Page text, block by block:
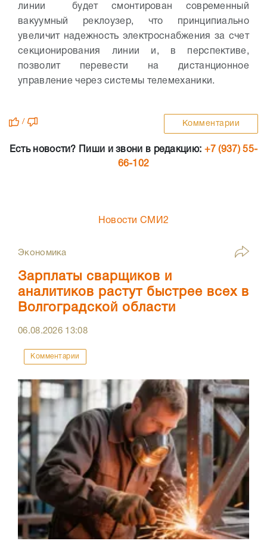
линии будет смонтирован современный
вакуумный реклоузер, что принципиально
увеличит надежность электроснабжения за счет
секционирования линии и, в перспективе,
позволит перевести на дистанционное
управление через системы телемеханики.
/ Комментарии
Есть новости? Пиши и звони в редакцию: +7 (937) 55-
66-102
Новости СМИ2
Экономика
Зарплаты сварщиков и
аналитиков растут быстрее всех в
Волгоградской области
06.08.2026 13:08
Комментарии